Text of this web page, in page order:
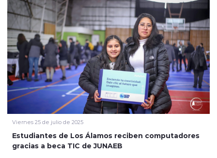
modo claro
Viernes 25 de julio de 2025
Estudiantes de Los Álamos reciben computadores
gracias a beca TIC de JUNAEB